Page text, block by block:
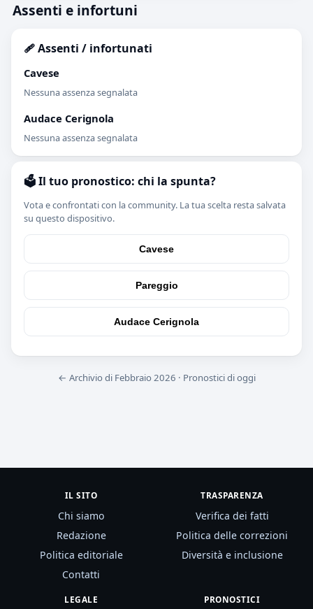
Assenti e infortuni
🩹 Assenti / infortunati
Cavese
Nessuna assenza segnalata
Audace Cerignola
Nessuna assenza segnalata
🗳️ Il tuo pronostico: chi la spunta?
Vota e confrontati con la community. La tua scelta resta salvata
su questo dispositivo.
Cavese
Pareggio
Audace Cerignola
← Archivio di Febbraio 2026 · Pronostici di oggi
IL SITO
Chi siamo
Redazione
Politica editoriale
Contatti
TRASPARENZA
Verifica dei fatti
Politica delle correzioni
Diversità e inclusione
LEGALE PRONOSTICI